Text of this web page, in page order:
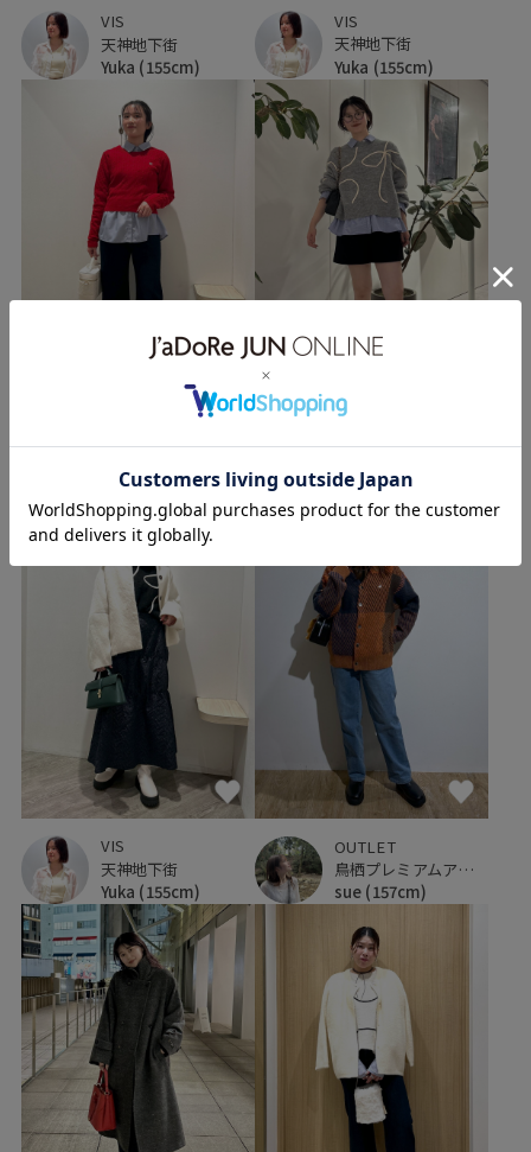
VIS
天神地下街
Yuka (155cm)
VIS
天神地下街
Yuka (155cm)
Yuka(155cm)
ｙｕｉ(167cm)
VIS
天神地下街
Yuka (155cm)
OUTLET
鳥栖プレミアムアウトレット
sue (157cm)